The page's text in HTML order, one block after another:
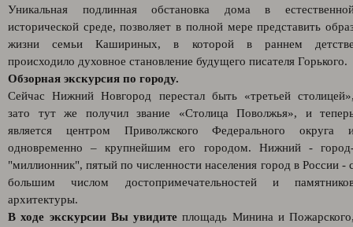
Уникальная подлинная обстановка дома в
исторической среде, позволяет в полной мере представить
жизни семьи Кашириных, в которой в раннем
происходило духовное становление будущего писателя Горького.
Обзорная экскурсия по городу.
Сейчас Нижний Новгород перестал быть «третьей
зато тут же получил звание «Столица Поволжья», и
является центром Приволжского Федерального округа
одновременно – крупнейшим его городом. Нижний -
"миллионник", пятый по численности населения город в России -
большим числом достопримечательностей и
архитектуры.
В ходе экскурсии Вы увидите площадь Минина и